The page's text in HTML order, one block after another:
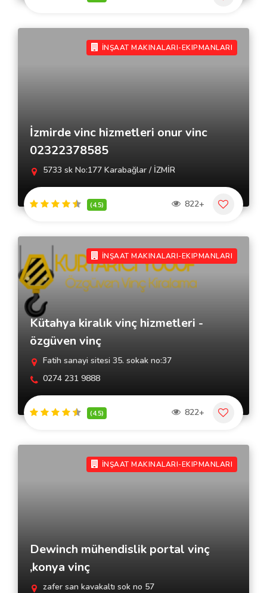
İNŞAAT MAKINALARI-EKIPMANLARI
İzmirde vinc hizmetleri onur vinc
02322378585
5733 sk No:177 Karabağlar / İZMİR
(4.5) 822+
İNŞAAT MAKINALARI-EKIPMANLARI
Kütahya kiralık vinç hizmetleri -
özgüven vinç
Fatih sanayi sitesi 35. sokak no:37
0274 231 9888
(4.5) 822+
İNŞAAT MAKINALARI-EKIPMANLARI
Dewinch mühendislik portal vinç
,konya vinç
zafer san kavakaltı sok no 57